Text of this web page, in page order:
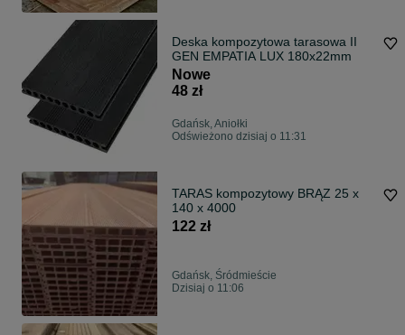
Deska kompozytowa tarasowa II
GEN EMPATIA LUX 180x22mm
Nowe
48 zł
Gdańsk, Aniołki
Odświeżono dzisiaj o 11:31
TARAS kompozytowy BRĄZ 25 x
140 x 4000
122 zł
Gdańsk, Śródmieście
Dzisiaj o 11:06